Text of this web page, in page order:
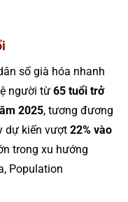
số già hóa nhanh
người từ 65 tuổi trở
2025, tương đương
dự kiến vượt 22% vào
trong xu hướng
Population